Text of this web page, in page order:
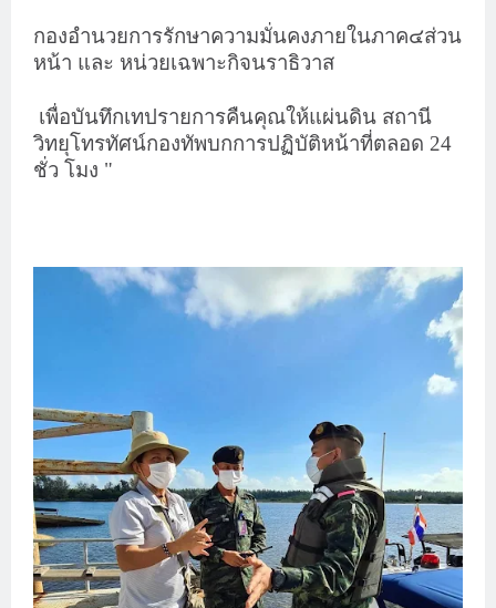
กองอำนวยการรักษาความมั่นคงภายในภาค๔ส่วน
หน้า และ หน่วยเฉพาะกิจนราธิวาส
เพื่อบันทึกเทปรายการคืนคุณให้แผ่นดิน สถานี
วิทยุโทรทัศน์กองทัพบกการปฏิบัติหน้าที่ตลอด 24
ชั่ว โมง "